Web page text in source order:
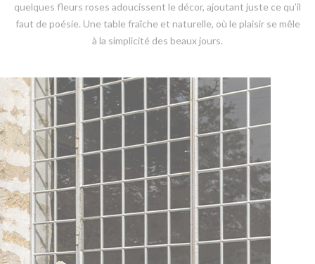
quelques fleurs roses adoucissent le décor, ajoutant juste ce qu’il
faut de poésie. Une table fraîche et naturelle, où le plaisir se mêle
à la simplicité des beaux jours.